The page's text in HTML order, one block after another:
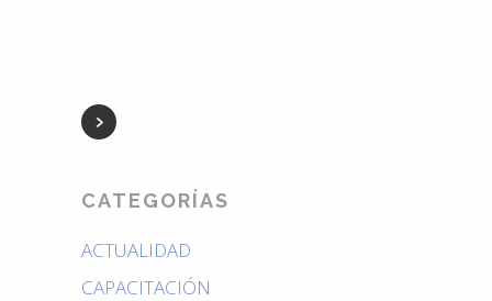
CATEGORÍAS
ACTUALIDAD
CAPACITACIÓN